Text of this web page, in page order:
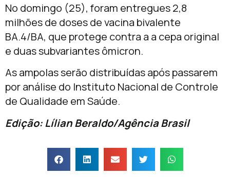
No domingo (25), foram entregues 2,8
milhões de doses de vacina bivalente
BA.4/BA, que protege contra a a cepa original
e duas subvariantes ômicron.
As ampolas serão distribuídas após passarem
por análise do Instituto Nacional de Controle
de Qualidade em Saúde.
Edição: Lílian Beraldo/Agência Brasil